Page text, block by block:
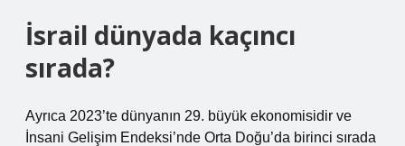
İsrail dünyada kaçıncı
sırada?
Ayrıca 2023’te dünyanın 29. büyük ekonomisidir ve
İnsani Gelişim Endeksi’nde Orta Doğu’da birinci sırada